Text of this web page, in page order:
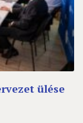
ülése